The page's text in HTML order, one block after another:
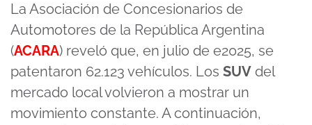
La Asociación de Concesionarios de
Automotores de la República Argentina
(ACARA) reveló que, en julio de e2025, se
patentaron 62.123 vehículos. Los SUV del
mercado local volvieron a mostrar un
movimiento constante. A continuación,